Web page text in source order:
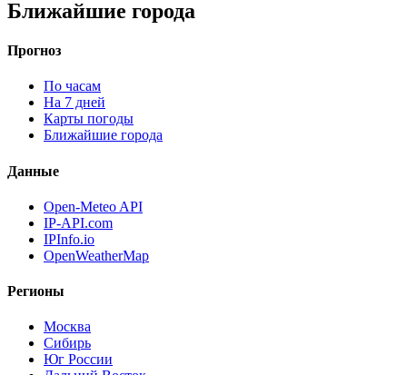
Ближайшие города
Прогноз
По часам
На 7 дней
Карты погоды
Ближайшие города
Данные
Open-Meteo API
IP-API.com
IPInfo.io
OpenWeatherMap
Регионы
Москва
Сибирь
Юг России